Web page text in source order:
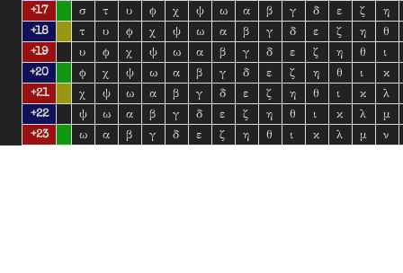
+17 σ τ υ ϕ χ ψ ω α β γ δ ε ζ η
+18 τ υ ϕ χ ψ ω α β γ δ ε ζ η θ
+19 υ ϕ χ ψ ω α β γ δ ε ζ η θ ι
+20 ϕ χ ψ ω α β γ δ ε ζ η θ ι κ
+21 χ ψ ω α β γ δ ε ζ η θ ι κ λ
+22 ψ ω α β γ δ ε ζ η θ ι κ λ μ
+23 ω α β γ δ ε ζ η θ ι κ λ μ ν